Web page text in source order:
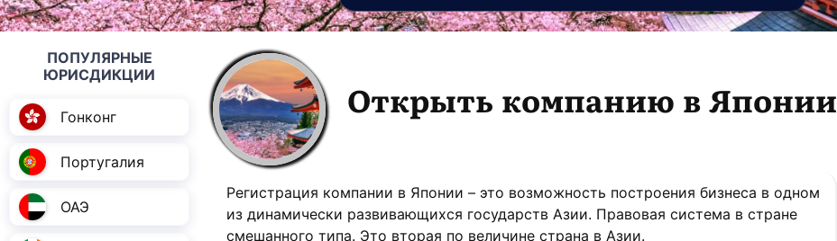
ПОПУЛЯРНЫЕ
ЮРИСДИКЦИИ
Гонконг
Португалия
ОАЭ
Открыть компанию в Японии
Регистрация компании в Японии – это возможность построения бизнеса в одном
из динамически развивающихся государств Азии. Правовая система в стране
смешанного типа. Это вторая по величине страна в Азии.